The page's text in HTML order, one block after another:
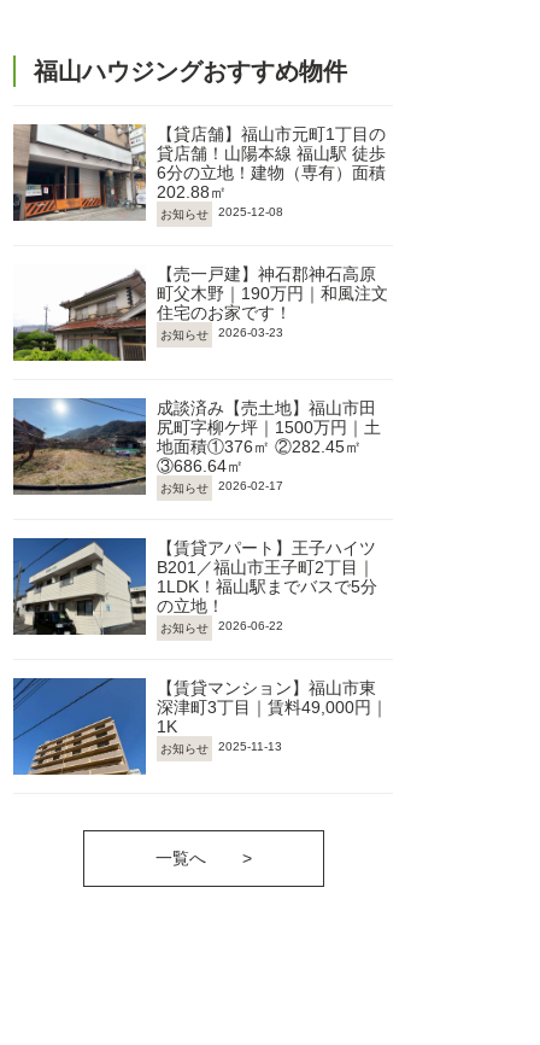
福山ハウジングおすすめ物件
【貸店舗】福山市元町1丁目の
貸店舗！山陽本線 福山駅 徒歩
6分の立地！建物（専有）面積
202.88㎡
お知らせ 2025-12-08
【売一戸建】神石郡神石高原
町父木野｜190万円｜和風注文
住宅のお家です！
お知らせ 2026-03-23
成談済み【売土地】福山市田
尻町字柳ケ坪｜1500万円｜土
地面積①376㎡ ②282.45㎡
③686.64㎡
お知らせ 2026-02-17
【賃貸アパート】王子ハイツ
B201／福山市王子町2丁目｜
1LDK！福山駅までバスで5分
の立地！
お知らせ 2026-06-22
【賃貸マンション】福山市東
深津町3丁目｜賃料49,000円｜
1K
お知らせ 2025-11-13
一覧へ >